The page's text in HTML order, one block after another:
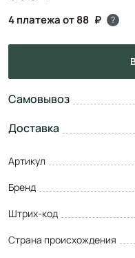
4 платежа от 88 ?
Самовывоз
Доставка
Артикул
Бренд
Штрих-код
Страна происхождения